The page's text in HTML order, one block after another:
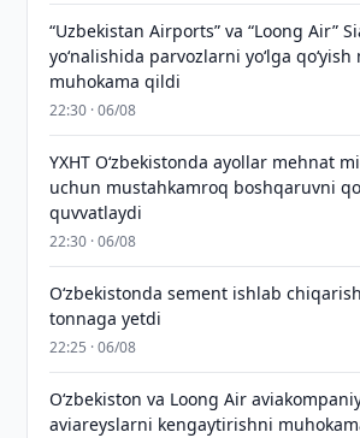
“Uzbekistan Airports” va “Loong Air”
yo‘nalishida parvozlarni yo‘lga
muhokama qildi
22:30 · 06/08
YXHT O‘zbekistonda ayollar mehnat
uchun mustahkamroq boshqaruvni
quvvatlaydi
22:30 · 06/08
O‘zbekistonda sement ishlab
tonnaga yetdi
22:25 · 06/08
Oʻzbekiston va Loong Air
aviareyslarni kengaytirishni